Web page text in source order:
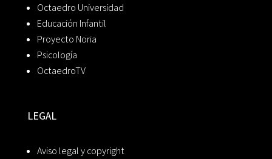
Octaedro Universidad
Educación Infantil
Proyecto Noria
Psicología
OctaedroTV
LEGAL
Aviso legal y copyright